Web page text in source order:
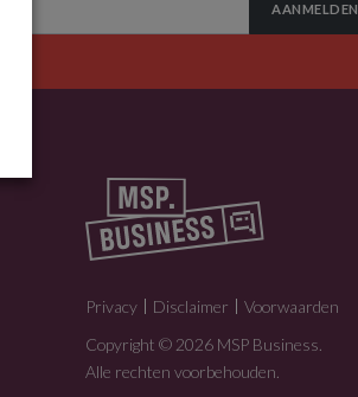
AANMELDEN
Privacy Disclaimer
Voorwaarden
Copyright © 2026 MSP Business.
Alle rechten voorbehouden.